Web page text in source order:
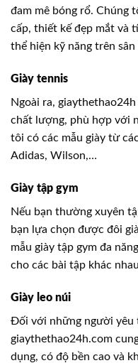
đam mê bóng rổ. Chúng
cấp, thiết kế đẹp mắt và
thể hiện kỹ năng trên sân
Giày tennis
Ngoài ra,
chất lượng, phù hợp với
tôi có các mẫu giày từ
Adidas, Wilson,…
Giày tập gym
Nếu bạn thường xuyên
bạn lựa chọn được đôi
mẫu giày tập gym đa
cho các bài tập khác
Giày leo núi
Đối với những người yêu
giaythethao24h.com
dụng, có độ bền cao và